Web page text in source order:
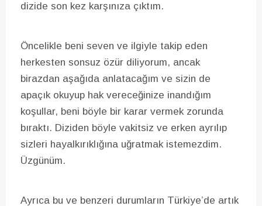
dizide son kez karşınıza çıktım.
Öncelikle beni seven ve ilgiyle takip eden
herkesten sonsuz özür diliyorum, ancak
birazdan aşağıda anlatacağım ve sizin de
apaçık okuyup hak vereceğinize inandığım
koşullar, beni böyle bir karar vermek zorunda
bıraktı. Diziden böyle vakitsiz ve erken ayrılıp
sizleri hayalkırıklığına uğratmak istemezdim.
Üzgünüm.
Ayrıca bu ve benzeri durumların Türkiye’de artık